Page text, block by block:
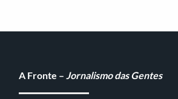
A Fronte – Jornalismo das Gentes